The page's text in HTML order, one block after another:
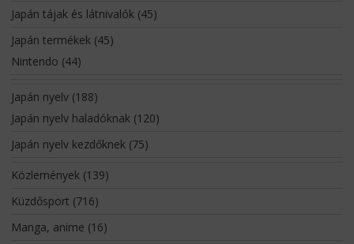
Japán tájak és látnivalók(45)
Japán termékek(45)
Nintendo (44)
Japán nyelv(188)
Japán nyelv haladóknak(120)
Japán nyelv kezdőknek(75)
Közlemények(139)
Küzdősport (716)
Manga, anime (16)